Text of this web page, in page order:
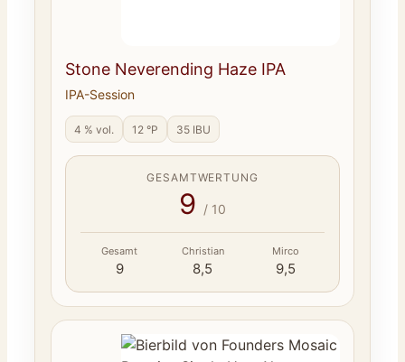
Stone Neverending Haze IPA
IPA-Session
4 % vol. 12 °P 35 IBU
GESAMTWERTUNG
9 / 10
Gesamt
9
Christian
8,5
Mirco
9,5